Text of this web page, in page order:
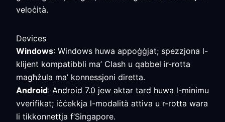
veloċità.
Devices
Windows: Windows huwa appoġġjat; spezzjona l-
klijent kompatibbli ma’ Clash u qabbel ir-rotta
magħżula ma’ konnessjoni diretta.
Android: Android 7.0 jew aktar tard huwa l-minimu
vverifikat; iċċekkja l-modalità attiva u r-rotta wara
li tikkonnettja f’Singapore.